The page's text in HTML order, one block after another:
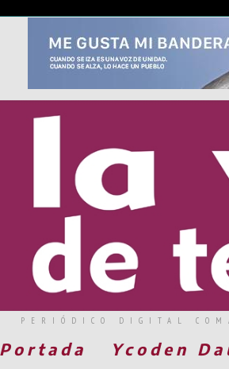
PERIÓDICO DIGITAL
Portada Ycoden